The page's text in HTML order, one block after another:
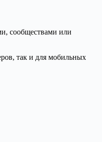
сообществами или
так и для мобильных